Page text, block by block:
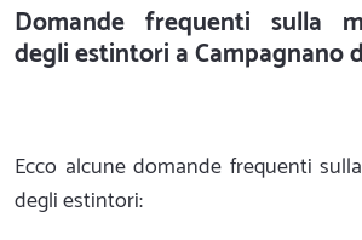
Domande frequenti sulla
degli estintori a Campagnano
Ecco alcune domande frequenti
degli estintori: